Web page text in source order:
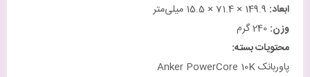
ابعاد:
وزن:
محتویات بسته:
پاوربانک Anker PowerCore 10K